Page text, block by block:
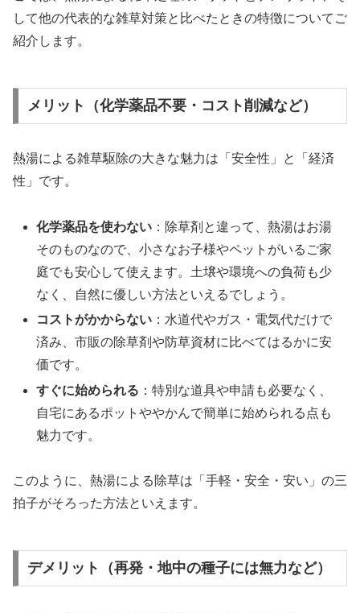
して他の代表的な雑草対策と比べたときの特徴についてご
紹介します。
メリット（化学薬品不要・コスト削減など）
熱湯による雑草駆除の大きな魅力は「安全性」と「経済
性」です。
化学薬品を使わない ：除草剤と違って、熱湯はお湯
そのものなので、小さなお子様やペットがいるご家
庭でも安心して使えます。土壌や環境への負荷も少
なく、自然に優しい方法といえるでしょう。
コストがかからない ：水道代やガス・電気代だけで
済み、市販の除草剤や防草資材に比べてはるかに安
価です。
すぐに始められる ：特別な道具や申請も必要なく、
自宅にあるポットややかんで簡単に始められる点も
魅力です。
このように、熱湯による除草は「手軽・安全・安い」の三
拍子がそろった方法といえます。
デメリット（再発・地中の種子には無力など）